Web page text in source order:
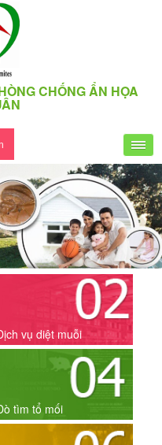
CHỐNG ẨN HỌA
vụ diệt muỗi
tìm tổ mối